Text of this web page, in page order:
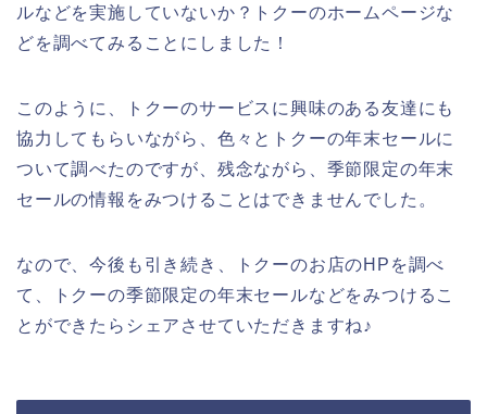
ルなどを実施していないか？トクーのホームページな
どを調べてみることにしました！
このように、トクーのサービスに興味のある友達にも
協力してもらいながら、色々とトクーの年末セールに
ついて調べたのですが、残念ながら、季節限定の年末
セールの情報をみつけることはできませんでした。
なので、今後も引き続き、トクーのお店のHPを調べ
て、トクーの季節限定の年末セールなどをみつけるこ
とができたらシェアさせていただきますね♪